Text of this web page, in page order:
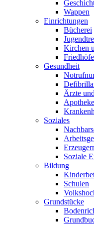
Wappen
Einrichtungen
Bücherei
Kirchen
Friedhöfe
Gesundheit
Ärzte
Soziales
Soziale
Bildung
Schulen
Grundstücke